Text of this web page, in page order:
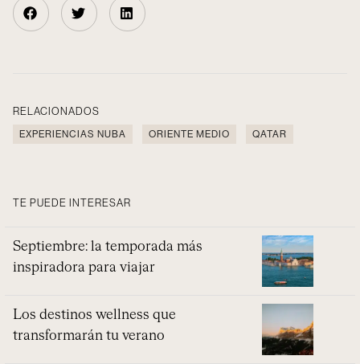
RELACIONADOS
EXPERIENCIAS NUBA ORIENTE MEDIO QATAR
TE PUEDE INTERESAR
Septiembre: la temporada más
inspiradora para viajar
Los destinos wellness que
transformarán tu verano